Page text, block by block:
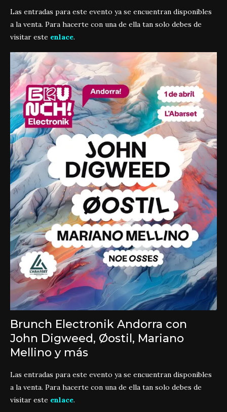
Las entradas para este evento ya se encuentran disponibles
a la venta. Para hacerte con una de ella tan solo debes de
visitar este enlace.
Brunch Electronik Andorra con
John Digweed, Øostil, Mariano
Mellino y más
Las entradas para este evento ya se encuentran disponibles
a la venta. Para hacerte con una de ella tan solo debes de
visitar este enlace.